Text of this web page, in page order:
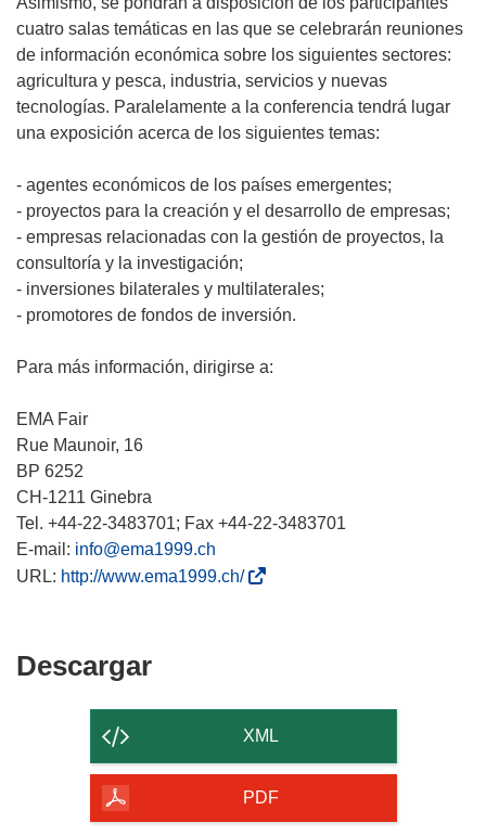
cuatro salas temáticas en las que se celebrarán reuniones
de información económica sobre los siguientes sectores:
agricultura y pesca, industria, servicios y nuevas
tecnologías. Paralelamente a la conferencia tendrá lugar
una exposición acerca de los siguientes temas:
- agentes económicos de los países emergentes;
- proyectos para la creación y el desarrollo de empresas;
- empresas relacionadas con la gestión de proyectos, la
consultoría y la investigación;
- inversiones bilaterales y multilaterales;
- promotores de fondos de inversión.
Para más información, dirigirse a:
EMA Fair
Rue Maunoir, 16
BP 6252
CH-1211 Ginebra
Tel. +44-22-3483701; Fax +44-22-3483701
E-mail: info@ema1999.ch
URL: http://www.ema1999.ch/(
i
e
DescargarDescargar
contenido
de
XML
PDF